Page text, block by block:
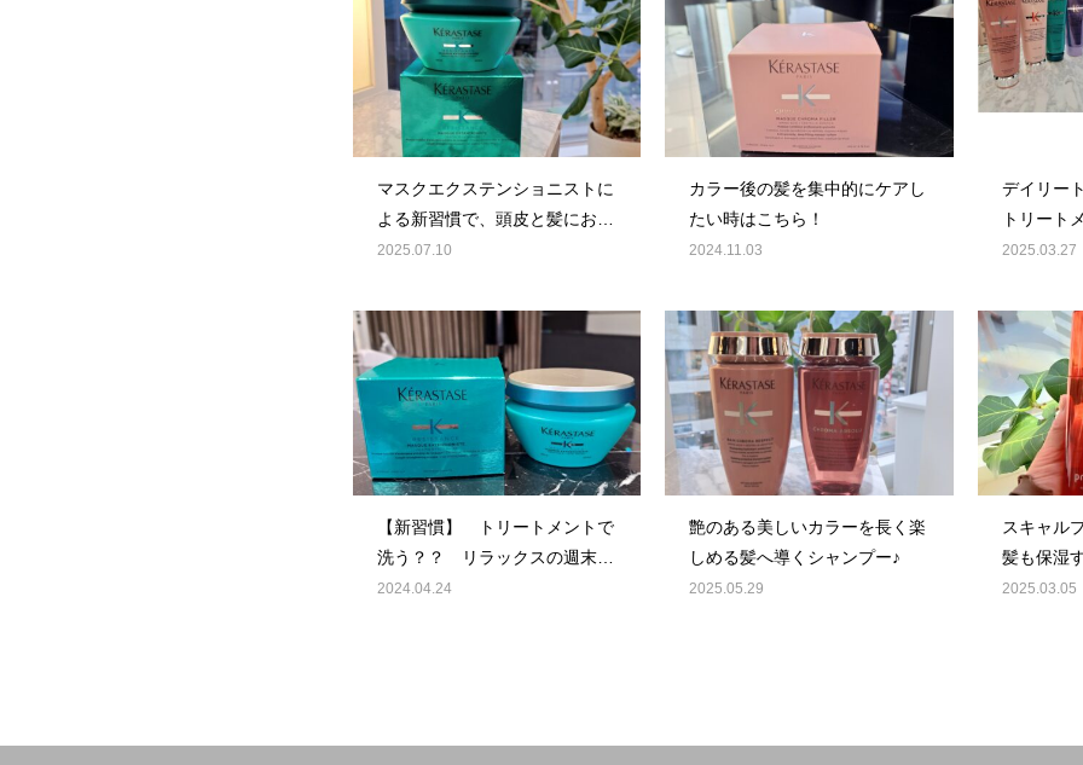
マスクエクステンショニストに
よる新習慣で、頭皮と髪にお休
みを♪
2025.07.10
カラー後の髪を集中的にケアし
たい時はこちら！
2024.11.03
デイリー
トリート
法！
2025.03.27
【新習慣】 トリートメントで
洗う？？ リラックスの週末に
頭皮と髪のお休み！
2024.04.24
艶のある美しいカラーを長く楽
しめる髪へ導くシャンプー♪
2025.05.29
スキャル
髪も保湿
2025.03.05